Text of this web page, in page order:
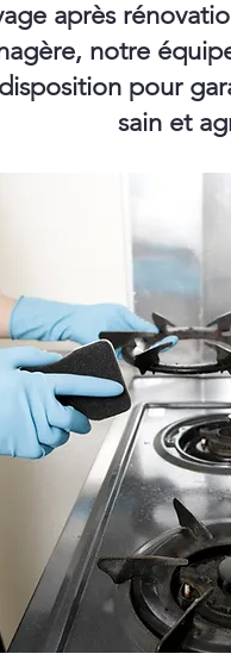
après
notre
pour
sain et